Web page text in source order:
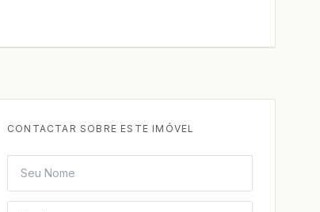
CONTACTAR SOBRE ESTE IMÓVEL